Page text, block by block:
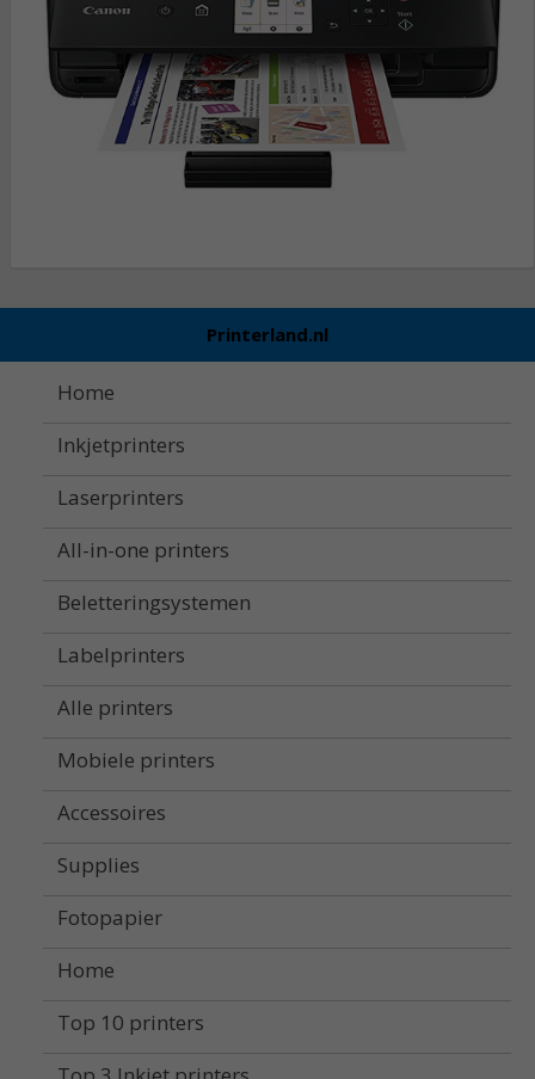
Printerland.nl
Home
Inkjetprinters
Laserprinters
All-in-one printers
Beletteringsystemen
Labelprinters
Alle printers
Mobiele printers
Accessoires
Supplies
Fotopapier
Home
Top 10 printers